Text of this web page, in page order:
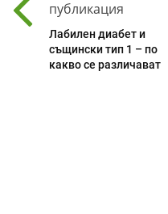
публикация
Лабилен диабет и
същински тип 1 – по
какво се различават